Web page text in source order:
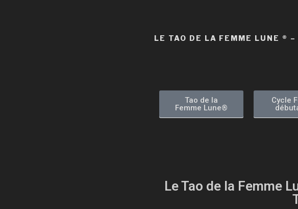
LE TAO DE LA FEMME LUNE ®​​
Tao de la
Femme Lune®​
Cycle
Le Tao de la Femme